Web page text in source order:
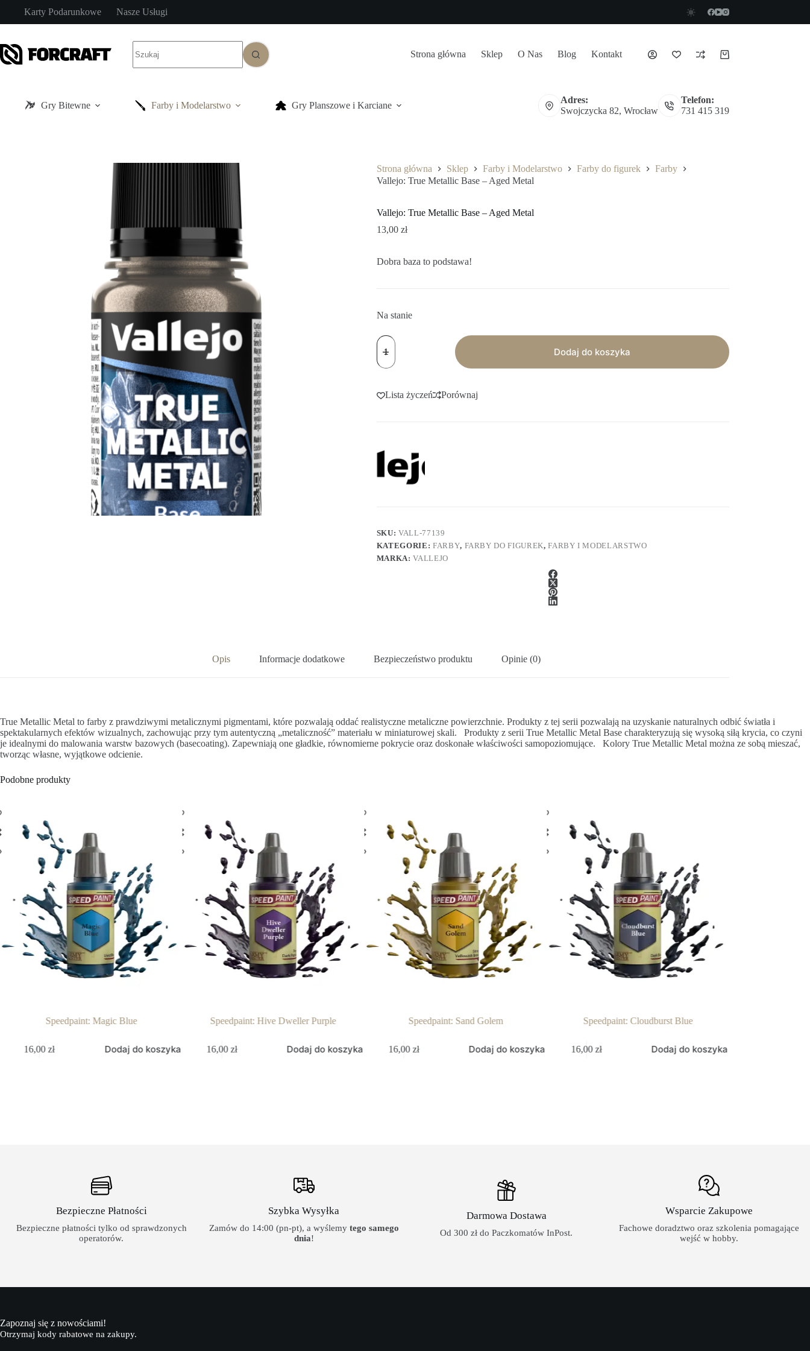
treści
Karty Podarunkowe Nasze Usługi
wyników
Strona główna Sklep O Nas Blog Kontakt Koszyk
Gry Bitewne Farby i Modelarstwo Gry Planszowe i Karciane
Adres:
Swojczycka 82, Wrocław
Telefon:
731 415 319
Strona główna Sklep Farby i Modelarstwo Farby do figurek
Farby
Vallejo: True Metallic Base – Aged Metal
Vallejo: True Metallic Base – Aged Metal
13,00 zł
Dobra baza to podstawa!
Na stanie
ilość
Vallejo:
True
Metallic
-
Aged
Dodaj do koszyka
Lista życzeń Porównaj
SKU:VALL-77139
KATEGORIE: FARBY, FARBY DO FIGUREK,FARBY I MODELARSTWO
MARKA:VALLEJO
Opis Informacje dodatkowe Bezpieczeństwo produktu Opinie (0)
True Metallic Metal to farby z prawdziwymi metalicznymi pigmentami, które pozwalają oddać realistyczne metaliczne powierzchnie. Produkty z tej serii pozwalają na uzyskanie naturalnych odbić światła i
spektakularnych efektów wizualnych, zachowując przy tym autentyczną „metaliczność” materiału w miniaturowej skali. Produkty z serii True Metallic Metal Base charakteryzują się wysoką siłą krycia, co czyni
je idealnymi do malowania warstw bazowych (basecoating). Zapewniają one gładkie, równomierne pokrycie oraz doskonałe właściwości samopoziomujące. Kolory True Metallic Metal można ze sobą mieszać,
tworząc własne, wyjątkowe odcienie.
Podobne produkty
Speedpaint: Magic Blue
16,00zł Dodaj do koszyka
Speedpaint: Hive Dweller Purple
16,00 zł Dodaj do koszyka
Speedpaint: Sand Golem
16,00 zł Dodaj do koszyka
Speedpaint: Cloudburst Blue
16,00 zł Dodaj do koszyka
Bezpieczne Płatności
Bezpieczne płatności tylko od sprawdzonych
operatorów.
Szybka Wysyłka
Zamów do 14:00 (pn-pt), a wyślemy tego samego
dnia!
Darmowa Dostawa
Od 300 zł do Paczkomatów InPost.
Wsparcie Zakupowe
Fachowe doradztwo oraz szkolenia pomagające
wejść w hobby.
Zapoznaj się z nowościami!
Otrzymaj kody rabatowe na zakupy.